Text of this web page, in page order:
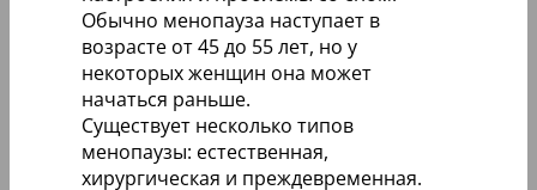
Обычно менопауза наступает в
возрасте от 45 до 55 лет, но у
некоторых женщин она может
начаться раньше.
Существует несколько типов
менопаузы: естественная,
хирургическая и преждевременная.